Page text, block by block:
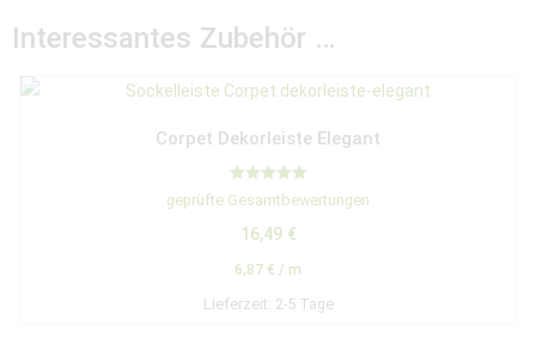
Interessantes Zubehör …
Corpet Dekorleiste Elegant
Bewertet mit
5.00
geprüfte Gesamtbewertungen
16,49 €
6,87 € / m
Lieferzeit: 2-5 Tage